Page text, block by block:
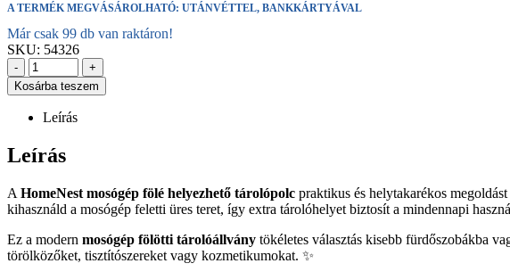
A TERMÉK MEGVÁSÁROLHATÓ: UTÁNVÉTTEL, BANKKÁRTYÁVAL
Már csak 99 db van raktáron!
SKU: 54326
-
+
Kosárba teszem
Leírás
Leírás
A HomeNest mosógép fölé helyezhető tárolópolc praktikus és helytakarékos
kihasználd a mosógép feletti üres teret, így extra tárolóhelyet biztosít a mindennapi
Ez a modern mosógép fölötti tárolóállvány tökéletes választás kisebb fürdőszobákba
törölközőket, tisztítószereket vagy kozmetikumokat. ✨